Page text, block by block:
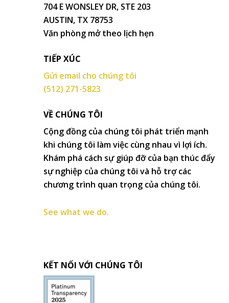
704 E WONSLEY DR, STE 203
AUSTIN, TX 78753
Văn phòng mở theo lịch hẹn
TIẾP XÚC
Gửi email cho chúng tôi
(512) 271-5823
VỀ CHÚNG TÔI
Cộng đồng của chúng tôi phát triển mạnh
khi chúng tôi làm việc cùng nhau vì lợi ích.
Khám phá cách sự giúp đỡ của bạn thúc đẩy
sự nghiệp của chúng tôi và hỗ trợ các
chương trình quan trọng của chúng tôi.
See what we do.
KẾT NỐI VỚI CHÚNG TÔI